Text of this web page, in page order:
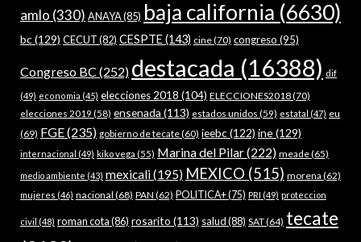
amlo (330) ANAYA(85) baja california (6630)
bc(129) CECUT(82) CESPTE (143) cine(70) congreso (95)
Congreso BC (252) destacada (16388) dif
(49) economia (45) elecciones 2018 (104) ELECCIONES2018(70)
elecciones 2019 (58) ensenada (113) estados unidos (59) estatal (47) eu
(69) FGE(235) gobierno de tecate(60) ieebc(122) ine(129)
internacional (49) kiko vega (55) Marina del Pilar(222) meade(65)
medio ambiente (43) mexicali(195) MEXICO (515) morena (62)
mujeres (46) nacional (68) PAN (62) POLITICA+(75) PRI (49) proteccion
civil (48) roman cota(86) rosarito (113) salud(88) SAT(64) tecate